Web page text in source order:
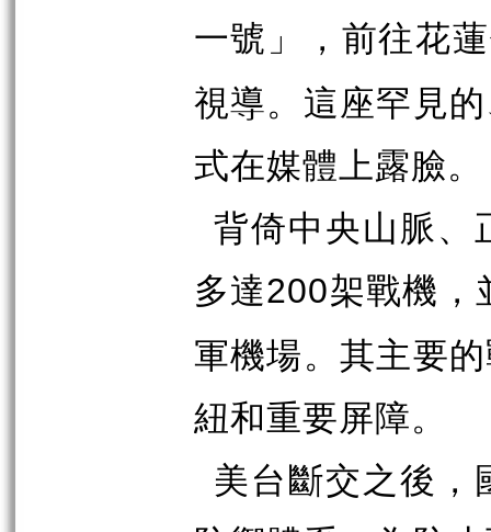
一號」，前往花
視導。這座罕見
式在媒體上露臉。
背倚中央山脈、
多達200架戰機，
軍機場。其主要
紐和重要屏障。
美台斷交之後，